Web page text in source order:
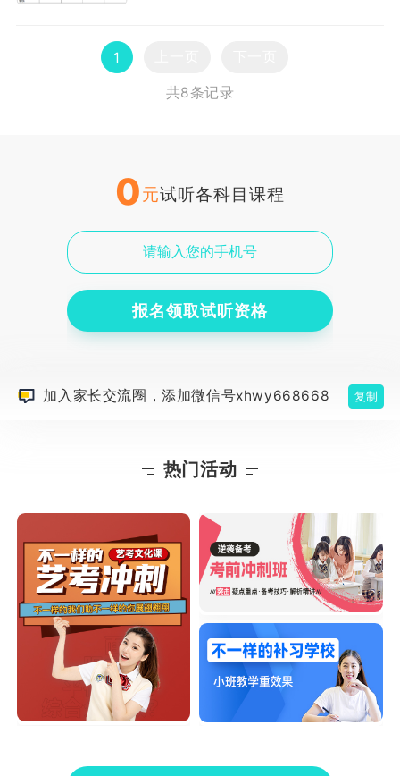
1
共8条记录
0元试听各科目课程
报名领取试听资格
加入家长交流圈，添加微信号xhwy668668 复制
热门活动